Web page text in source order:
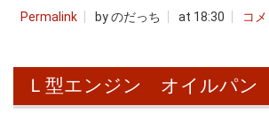
Permalink by のだっち at 18:30 コ
Ｌ型エンジン オイルパン